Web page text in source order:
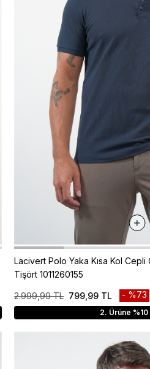
Lacivert Polo Yaka Kısa Kol Cepli
Tişört 1011260155
799,99 TL
2.999,99 TL %73
2. Ürüne